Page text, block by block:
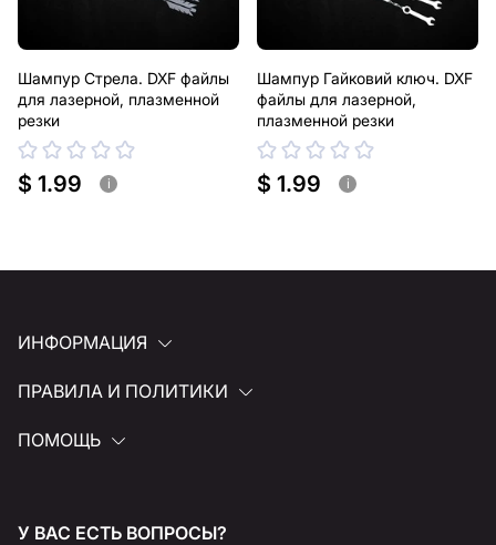
Шампур Стрела. DXF файлы
для лазерной, плазменной
резки
$ 1.99 i
Шампур Гайковий ключ. DXF
файлы для лазерной,
плазменной резки
$ 1.99 i
ИНФОРМАЦИЯ
ПРАВИЛА И ПОЛИТИКИ
ПОМОЩЬ
У ВАС ЕСТЬ ВОПРОСЫ?